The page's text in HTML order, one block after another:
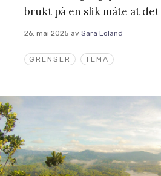
GRENSER TEMA
brukt på en slik måte at
26. mai 2025 av Sara Loland